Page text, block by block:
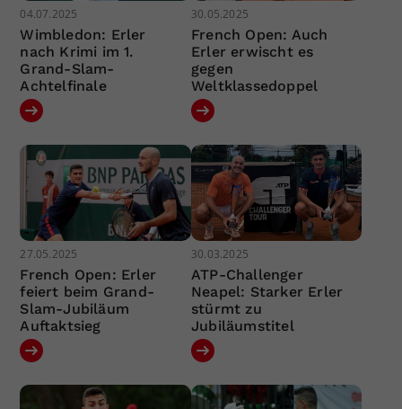
04.07.2025
Wimbledon: Erler
nach Krimi im 1.
Grand-Slam-
Achtelfinale
30.05.2025
French Open: Auch
Erler erwischt es
gegen
Weltklassedoppel
27.05.2025
French Open: Erler
feiert beim Grand-
Slam-Jubiläum
Auftaktsieg
30.03.2025
ATP-Challenger
Neapel: Starker Erler
stürmt zu
Jubiläumstitel